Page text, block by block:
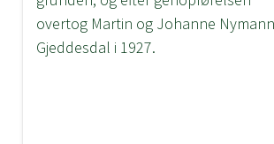
overtog Martin og Johanne Nymann
Gjeddesdal i 1927.